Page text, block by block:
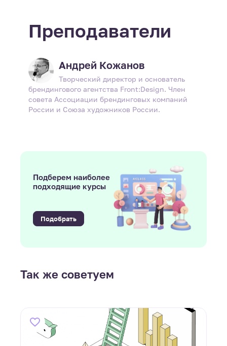
Преподаватели
Андрей Кожанов
Творческий директор и основатель
брендингового агентства Front:Design. Член
совета Ассоциации брендинговых компаний
России и Союза художников России.
Подберем наиболее
подходящие курсы
Подобрать
Так же советуем